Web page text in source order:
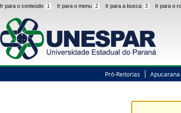
Ir para o conteúdo 1 Ir para o menu 2 Ir para a busca 3 Ir para o
Pró-Reitorias Apucarana